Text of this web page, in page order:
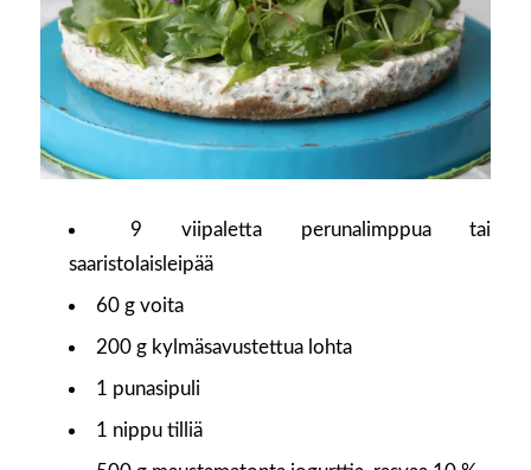
9 viipaletta perunalimppua tai
saaristolaisleipää
60 g voita
200 g kylmäsavustettua lohta
1 punasipuli
1 nippu tilliä